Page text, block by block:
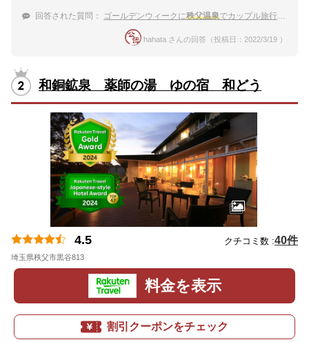
回答された質問： ゴールデンウィークに秩父温泉でカップル旅行におすすめの温泉宿は？
hahata さんの回答（投稿日：2022/3/19 ）
和銅鉱泉 薬師の湯 ゆの宿 和どう
4.5 クチコミ数 :40件
埼玉県秩父市黒谷813
料金を表示
割引クーポンをチェック